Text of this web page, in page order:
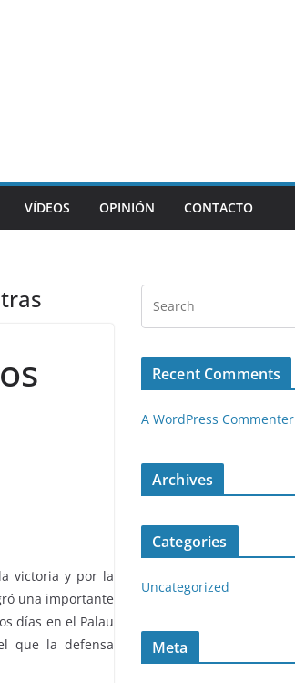
VÍDEOS OPINIÓN CONTACTO
victoria y por la
una importante
días en el Palau
que la defensa
Recent Comments
A WordPress Commenter
Archives
Categories
Uncategorized
Meta